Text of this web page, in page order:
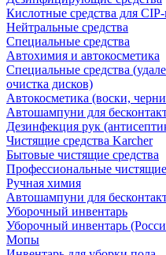
Кислотные средства для
Нейтральные средства
Специальные средства
Автохимия и автокосметика
Специальные средства
очистка дисков)
Автокосметика (воски,
Автошампуни для
Дезинфекция рук
Чистящие средства Karcher
Бытовые чистящие средства
Профессиональные чистящие
Ручная химия
Автошампуни для
Уборочный инвентарь
Уборочный инвентарь
Мопы